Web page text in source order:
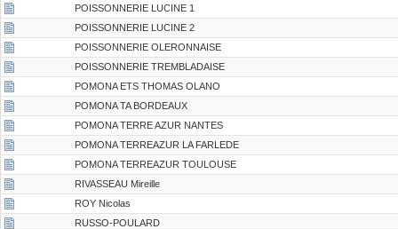
POISSONNERIE LUCINE 1
POISSONNERIE LUCINE 2
POISSONNERIE OLERONNAISE
POISSONNERIE TREMBLADAISE
POMONA ETS THOMAS OLANO
POMONA TA BORDEAUX
POMONA TERRE AZUR NANTES
POMONA TERREAZUR LA FARLEDE
POMONA TERREAZUR TOULOUSE
RIVASSEAU Mireille
ROY Nicolas
RUSSO-POULARD